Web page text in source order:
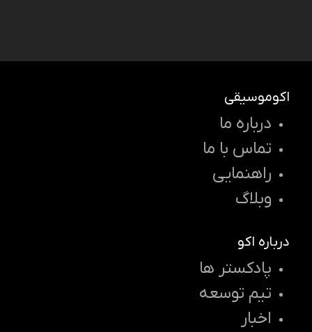
اکوموسیقی
درباره ما
تماس با ما
راهنمایی
وبلاگ
درباره اکو
پادکستر ها
تیم توسعه
اخبار